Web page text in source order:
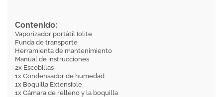
Contenido:
Vaporizador portátil Iolite
Funda de transporte
Herramienta de mantenimiento
Manual de instrucciones
2x Escobillas
1x Condensador de humedad
1x Boquilla Extensible
1x Cámara de relleno y la boquilla